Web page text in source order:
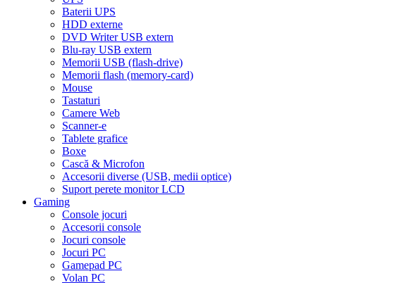
Baterii UPS
HDD externe
DVD Writer USB extern
Blu-ray USB extern
Memorii USB (flash-drive)
Memorii flash (memory-card)
Mouse
Tastaturi
Camere Web
Scanner-e
Tablete grafice
Boxe
Cască & Microfon
Accesorii diverse (USB, medii optice)
Suport perete monitor LCD
Gaming
Console jocuri
Accesorii console
Jocuri console
Jocuri PC
Gamepad PC
Volan PC